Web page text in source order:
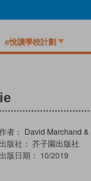
e悅讀學校計劃
者： David Marchand &
出版社： 芥子園出版社
出版日期： 10/2019